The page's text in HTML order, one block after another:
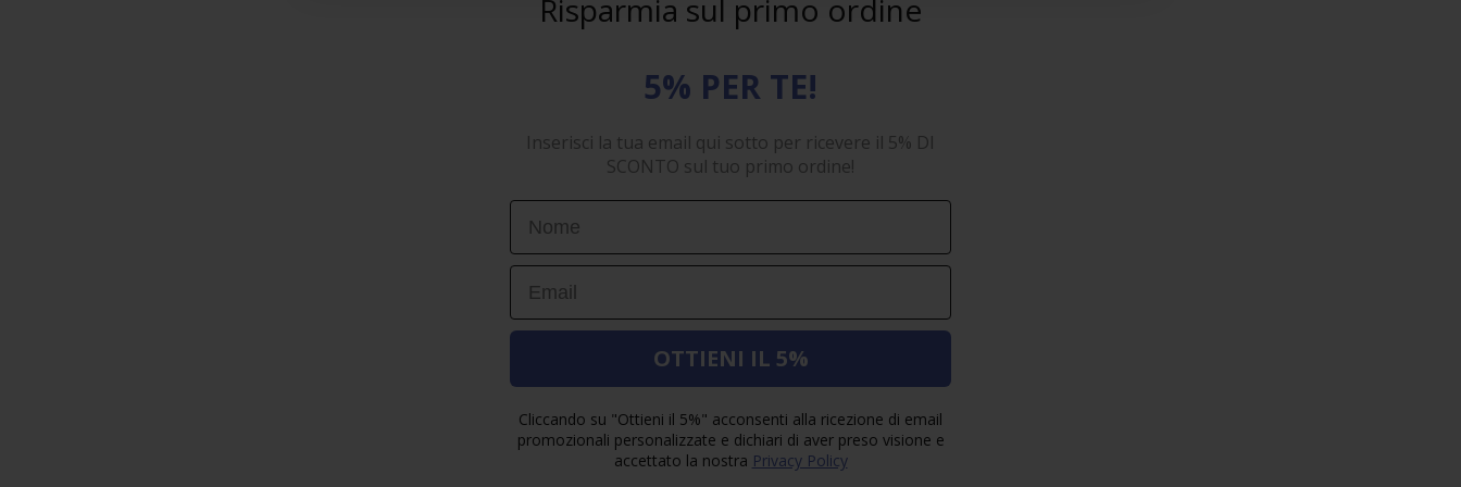
Risparmia sul primo ordine
5% PER TE!
Inserisci la tua email qui sotto per ricevere il 5% DI
SCONTO sul tuo primo ordine!
First Name
Email
OTTIENI IL 5%
Cliccando su "Ottieni il 5%" acconsenti alla ricezione di email
promozionali personalizzate e dichiari di aver preso visione e
accettato la nostra Privacy Policy